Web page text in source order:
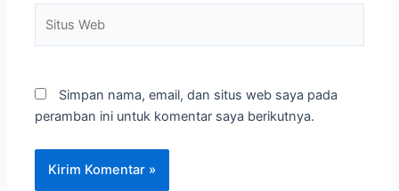
Web
Simpan nama, email, dan situs web saya pada
peramban ini untuk komentar saya berikutnya.